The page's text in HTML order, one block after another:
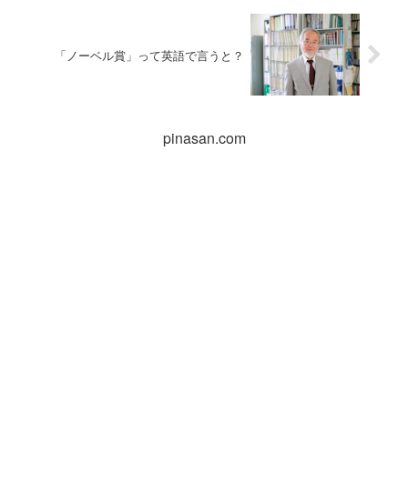
「ノーベル賞」って英語で言うと？
pinasan.com